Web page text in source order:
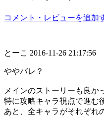
コメント・レビューを追加
とーこ 2016-11-26 21:17:56
ややバレ？
メインのストーリーも良
特に攻略キャラ視点で進む
あと、全キャラがそれぞれ